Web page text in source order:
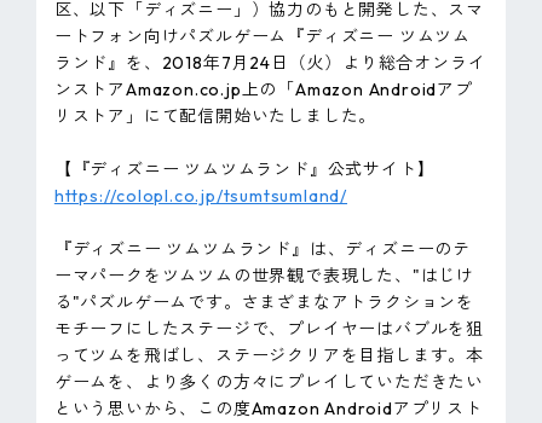
区、以下「ディズニー」）協力のもと開発した、スマ
ートフォン向けパズルゲーム『ディズニー ツムツム
ランド』を、2018年7月24日（火）より総合オンライ
ンストアAmazon.co.jp上の「Amazon Androidアプ
リストア」にて配信開始いたしました。
【『ディズニー ツムツムランド』公式サイト】
https://colopl.co.jp/tsumtsumland/
『ディズニー ツムツムランド』は、ディズニーのテ
ーマパークをツムツムの世界観で表現した、"はじけ
る"パズルゲームです。さまざまなアトラクションを
モチーフにしたステージで、プレイヤーはバブルを狙
ってツムを飛ばし、ステージクリアを目指します。本
ゲームを、より多くの方々にプレイしていただきたい
という思いから、この度Amazon Androidアプリスト